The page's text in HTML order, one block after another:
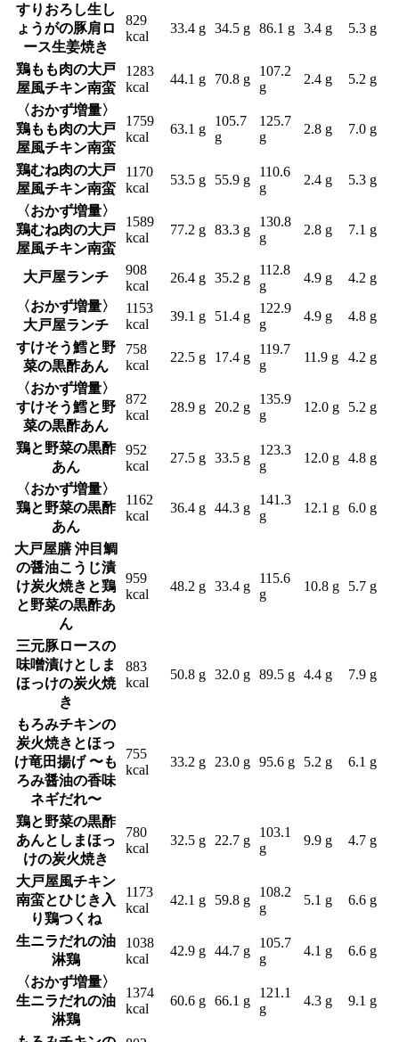
すりおろし生し
ょうがの豚肩ロ
ース生姜焼き
829
kcal
33.4 g 34.5 g 86.1 g 3.4 g 5.3 g
鶏もも肉の大戸
屋風チキン南蛮
1283
kcal
44.1 g 70.8 g
107.2
g
2.4 g 5.2 g
〈おかず増量〉
鶏もも肉の大戸
屋風チキン南蛮
1759
kcal
63.1 g
105.7
g
125.7
g
2.8 g 7.0 g
鶏むね肉の大戸
屋風チキン南蛮
1170
kcal
53.5 g 55.9 g
110.6
g
2.4 g 5.3 g
〈おかず増量〉
鶏むね肉の大戸
屋風チキン南蛮
1589
kcal
77.2 g 83.3 g
130.8
g
2.8 g 7.1 g
大戸屋ランチ
908
kcal
26.4 g 35.2 g
112.8
g
4.9 g
4.2 g
〈おかず増量〉
大戸屋ランチ
1153
kcal
39.1 g 51.4 g
122.9
g
4.9 g 4.8 g
すけそう鱈と野
菜の黒酢あん
758
kcal
22.5 g 17.4 g
119.7
g
11.9 g 4.2 g
〈おかず増量〉
すけそう鱈と野
菜の黒酢あん
872
kcal
28.9 g 20.2 g
135.9
g
12.0 g 5.2 g
鶏と野菜の黒酢
あん
952
kcal
27.5 g 33.5 g
123.3
g
12.0 g 4.8 g
〈おかず増量〉
鶏と野菜の黒酢
あん
1162
kcal
36.4 g 44.3 g
141.3
g
12.1 g 6.0 g
大戸屋膳 沖目鯛
の醤油こうじ漬
け炭火焼きと鶏
と野菜の黒酢あ
ん
959
kcal
48.2 g 33.4 g
115.6
g
10.8 g 5.7 g
三元豚ロースの
味噌漬けとしま
ほっけの炭火焼
き
883
kcal
50.8 g 32.0 g 89.5 g 4.4 g 7.9 g
もろみチキンの
炭火焼きとほっ
け竜田揚げ 〜も
ろみ醤油の香味
ネギだれ〜
755
kcal
33.2 g 23.0 g 95.6 g 5.2 g 6.1 g
鶏と野菜の黒酢
あんとしまほっ
けの炭火焼き
780
kcal
32.5 g 22.7 g
103.1
g
9.9 g 4.7 g
大戸屋風チキン
南蛮とひじき入
り鶏つくね
1173
kcal
42.1 g 59.8 g
108.2
g
5.1 g 6.6 g
生ニラだれの油
淋鶏
1038
kcal
42.9 g 44.7 g
105.7
g
4.1 g 6.6 g
〈おかず増量〉
生ニラだれの油
淋鶏
1374
kcal
60.6 g 66.1 g
121.1
g
4.3 g 9.1 g